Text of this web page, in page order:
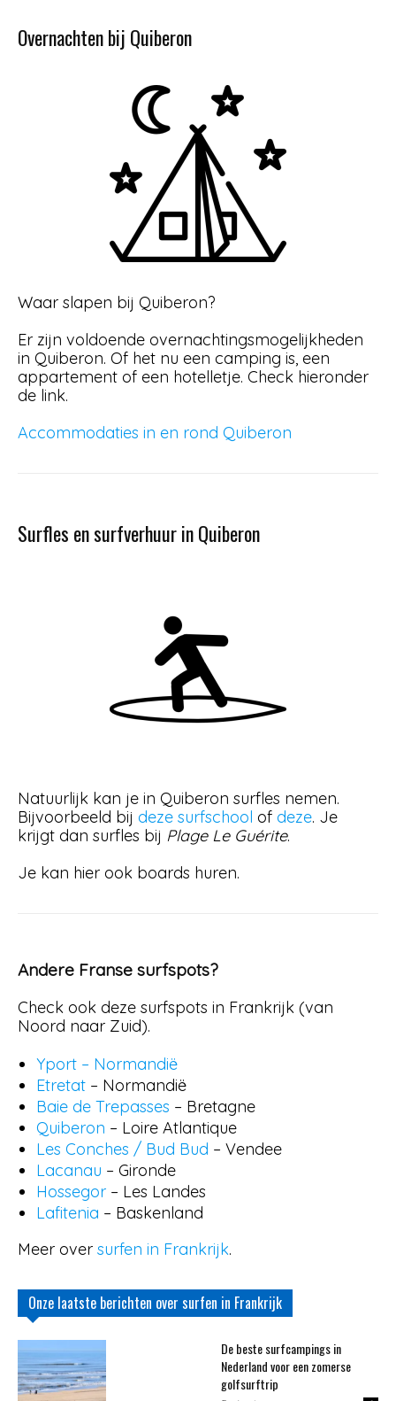
Overnachten bij Quiberon
Waar slapen bij Quiberon?
Er zijn voldoende overnachtingsmogelijkheden
in Quiberon. Of het nu een camping is, een
appartement of een hotelletje. Check hieronder
de link.
Accommodaties in en rond Quiberon
Surfles en surfverhuur in Quiberon
Natuurlijk kan je in Quiberon surfles nemen.
Bijvoorbeeld bij deze surfschool of deze. Je
krijgt dan surfles bij Plage Le Guérite.
Je kan hier ook boards huren.
Andere Franse surfspots?
Check ook deze surfspots in Frankrijk (van
Noord naar Zuid).
Yport – Normandië
Etretat – Normandië
Baie de Trepasses – Bretagne
Quiberon – Loire Atlantique
Les Conches / Bud Bud – Vendee
Lacanau – Gironde
Hossegor – Les Landes
Lafitenia – Baskenland
Meer over surfen in Frankrijk.
Onze laatste berichten over surfen in Frankrijk
De beste surfcampings in
Nederland voor een zomerse
golfsurftrip